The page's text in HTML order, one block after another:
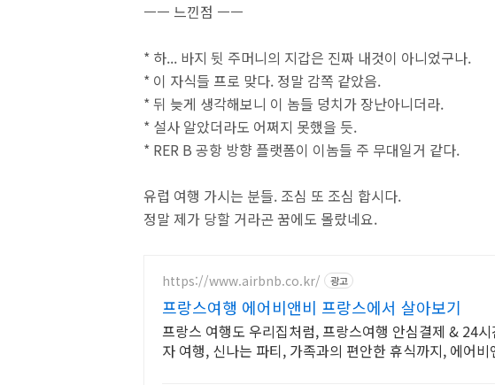
ㅡㅡ 느낀점 ㅡㅡ
* 하... 바지 뒷 주머니의 지갑은 진짜 내것이 아니었구나.
* 이 자식들 프로 맞다. 정말 감쪽 같았음.
* 뒤 늦게 생각해보니 이 놈들 덩치가 장난아니더라.
* 설사 알았더라도 어쩌지 못했을 듯.
* RER B 공항 방향 플랫폼이 이놈들 주 무대일거 같다.
유럽 여행 가시는 분들. 조심 또 조심 합시다.
정말 제가 당할 거라곤 꿈에도 몰랐네요.
https://www.airbnb.co.kr/ 광고
프랑스여행 에어비앤비 프랑스에서 살아보기
프랑스 여행도 우리집처럼, 프랑스여행 안심결제 & 24
자 여행, 신나는 파티, 가족과의 편안한 휴식까지, 에어비